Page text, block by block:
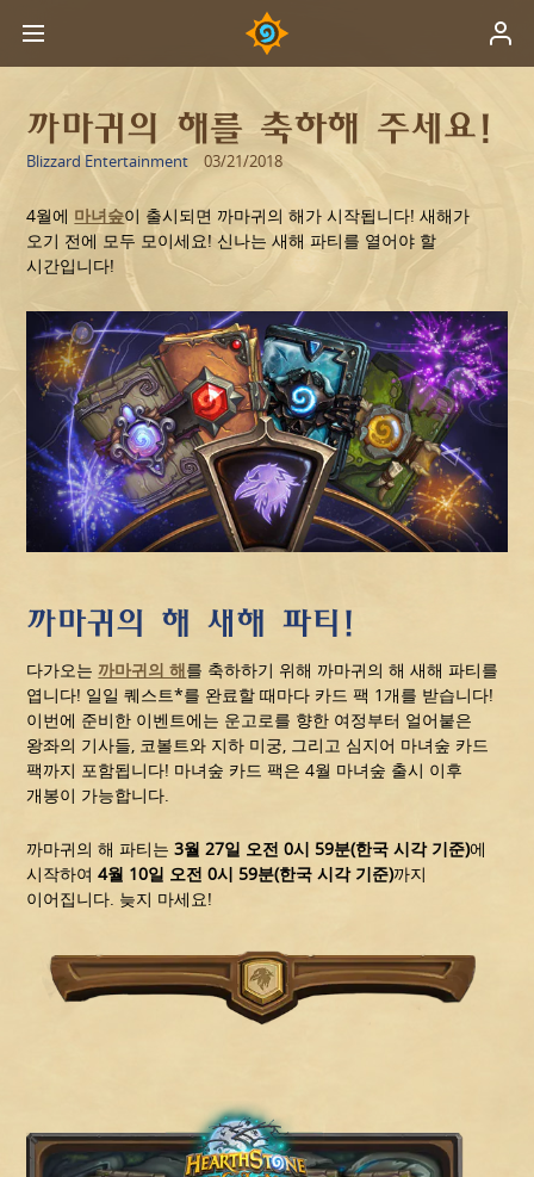
까마귀의 해를 축하해 주세요!
Blizzard Entertainment 03/21/2018
4월에 마녀숲이 출시되면 까마귀의 해가 시작됩니다! 새해가
오기 전에 모두 모이세요! 신나는 새해 파티를 열어야 할
시간입니다!
까마귀의 해 새해 파티!
다가오는 까마귀의 해를 축하하기 위해 까마귀의 해 새해 파티를
엽니다! 일일 퀘스트*를 완료할 때마다 카드 팩 1개를 받습니다!
이번에 준비한 이벤트에는 운고로를 향한 여정부터 얼어붙은
왕좌의 기사들, 코볼트와 지하 미궁, 그리고 심지어 마녀숲 카드
팩까지 포함됩니다! 마녀숲 카드 팩은 4월 마녀숲 출시 이후
개봉이 가능합니다.
까마귀의 해 파티는3월 27일 오전 0시 59분(한국 시각 기준)에
시작하여4월 10일 오전 0시 59분(한국 시각 기준)까지
이어집니다. 늦지 마세요!